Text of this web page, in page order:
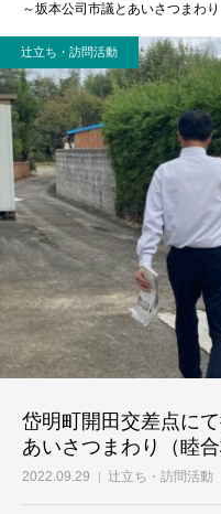
～坂本公司市議とあいさつまわ
辻立ち・訪問活動
岱明町開田交差点に
あいさつまわり（睦
2022.09.29 辻立ち・訪問活動
ブログ
事務所案内